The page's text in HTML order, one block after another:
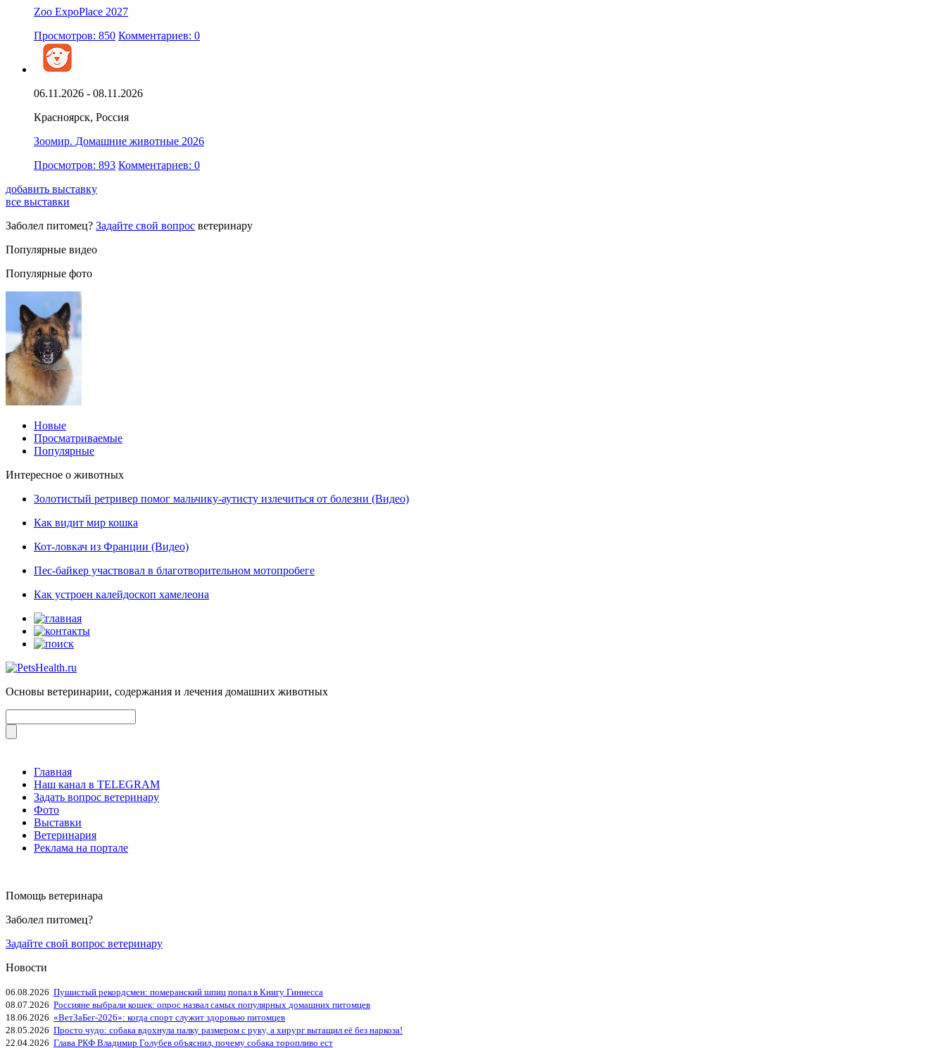
Zoo ExpoPlace 2027
Просмотров: 850 Комментариев: 0
06.11.2026 - 08.11.2026
Красноярск, Россия
Зоомир. Домашние животные 2026
Просмотров: 893 Комментариев: 0
добавить выставку
все выставки
Заболел питомец? Задайте свой вопрос ветеринару
Популярные видео
Популярные фото
Новые
Просматриваемые
Популярные
Интересное о животных
Золотистый ретривер помог мальчику-аутисту излечиться от болезни (Видео)
Как видит мир кошка
Кот-ловкач из Франции (Видео)
Пес-байкер участвовал в благотворительном мотопробеге
Как устроен калейдоскоп хамелеона
Основы ветеринарии, содержания и лечения домашних животных
Главная
Наш канал в TELEGRAM
Задать вопрос ветеринару
Фото
Выставки
Ветеринария
Реклама на портале
Помощь ветеринара
Заболел питомец?
Задайте свой вопрос ветеринару
Новости
06.08.2026 Пушистый рекордсмен: померанский шпиц попал в Книгу Гиннесса
08.07.2026 Россияне выбрали кошек: опрос назвал самых популярных домашних питомцев
18.06.2026 «ВетЗаБег‑2026»: когда спорт служит здоровью питомцев
28.05.2026 Просто чудо: собака вдохнула палку размером с руку, а хирург вытащил её без наркоза!
22.04.2026 Глава РКФ Владимир Голубев объяснил, почему собака торопливо ест